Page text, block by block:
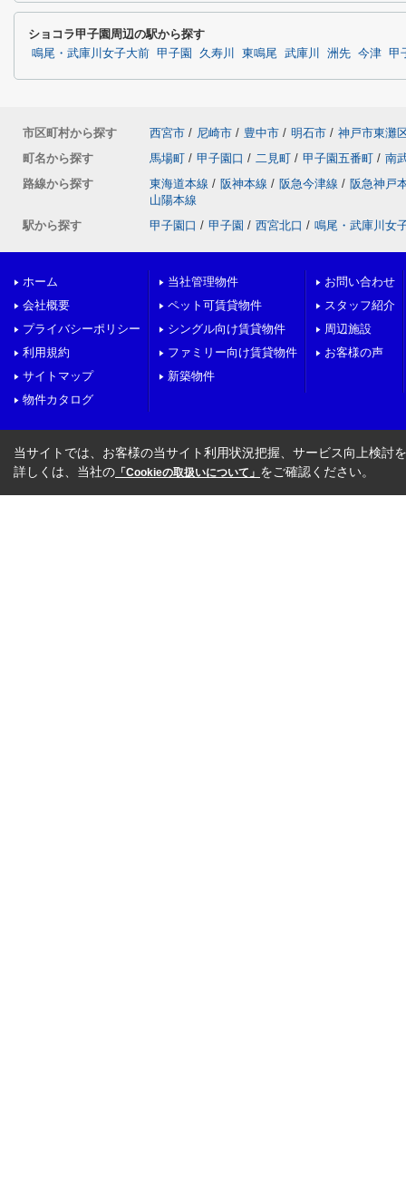
ショコラ甲子園周辺の駅から探す
鳴尾・武庫川女子大前 甲子園 久寿川 東鳴尾 武庫川 洲先 今津 甲
市区町村から探す 西宮市 / 尼崎市 / 豊中市 / 明石市 / 神戸市東灘
町名から探す
馬場町 / 甲子園口 / 二見町 / 甲子園五番町 / 南
路線から探す
東海道本線 / 阪神本線 / 阪急今津線 / 阪急神戸
山陽本線
駅から探す
甲子園口 / 甲子園 / 西宮北口 / 鳴尾・武庫川女
ホーム
会社概要
プライバシーポリシー
利用規約
サイトマップ
物件カタログ
当社管理物件
ペット可賃貸物件
シングル向け賃貸物件
ファミリー向け賃貸物件
新築物件
お問い合わせ
スタッフ紹介
周辺施設
お客様の声
当サイトでは、お客様の当サイト利用状況把握、サービス向上検討
詳しくは、当社の 「Cookieの取扱いについて」 をご確認ください。